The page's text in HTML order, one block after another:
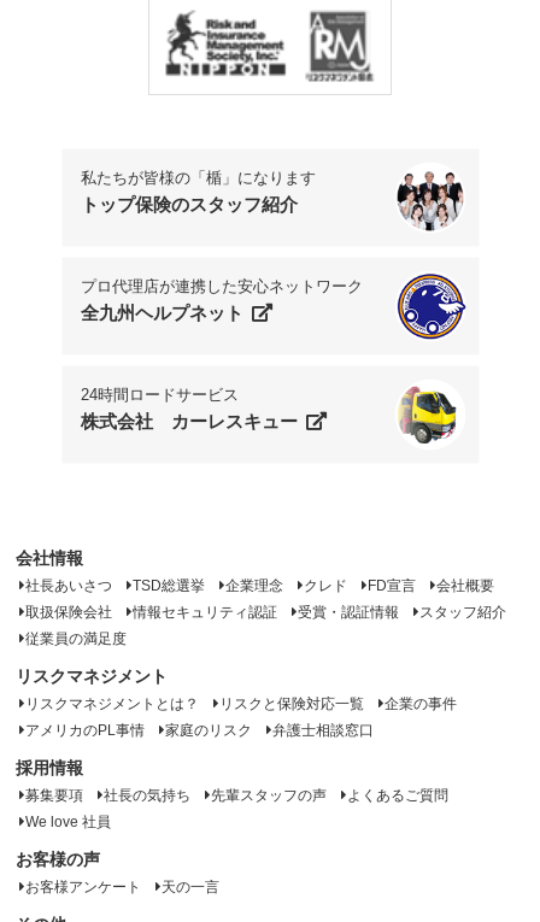
Phone.+81-93-541-7777
私たちが皆様の「楯」になります
トップ保険のスタッフ紹介
プロ代理店が連携した安心ネットワーク
全九州ヘルプネット
24時間ロードサービス
株式会社 カーレスキュー
会社情報
社長あいさつ TSD総選挙 企業理念 クレド FD宣言
会社概要
取扱保険会社
情報セキュリティ認証 受賞・認証情報
スタッフ紹介
従業員の満足度
リスクマネジメント
リスクマネジメントとは？ リスクと保険対応一覧
企業の事件
アメリカのPL事情
家庭のリスク 弁護士相談窓口
採用情報
募集要項 社長の気持ち 先輩スタッフの声
よくあるご質問
We love 社員
お客様の声
お客様アンケート 天の一言